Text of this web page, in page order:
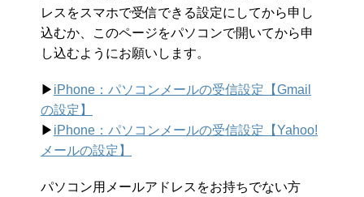
レスをスマホで受信できる設定にしてから申し
込むか、このページをパソコンで開いてから申
し込むようにお願いします。
▶︎ iPhone：パソコンメールの受信設定【Gmail
の設定】
▶︎ iPhone：パソコンメールの受信設定【Yahoo!
メールの設定】
パソコン用メールアドレスをお持ちでない方